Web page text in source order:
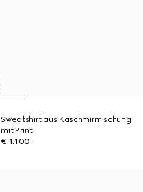
Sweatshirt aus Kaschmirmischung
mit Print
€ 1.100